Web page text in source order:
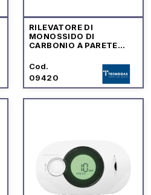
RILEVATORE DI
MONOSSIDO DI
CARBONIO A PARETE
Cod.
09420